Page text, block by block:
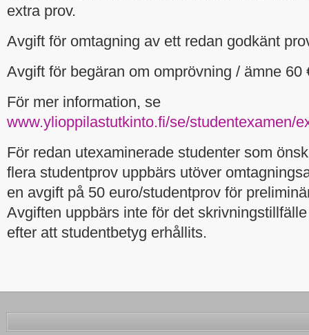
extra prov.
Avgift för omtagning av ett redan godkänt
Avgift för begäran om omprövning / ämne 60
För mer information, se
www.ylioppilastutkinto.fi/se/studentexamen/
För redan utexaminerade studenter som
flera studentprov uppbärs utöver
en avgift på 50 euro/studentprov för
Avgiften uppbärs inte för det
efter att studentbetyg erhållits.